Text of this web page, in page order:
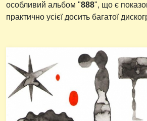
особливий альбом "888", що є
практично усієї досить багатої